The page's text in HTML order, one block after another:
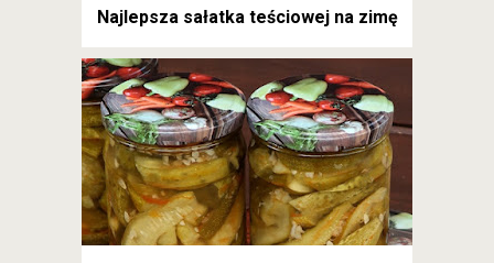
Najlepsza sałatka teściowej na zimę